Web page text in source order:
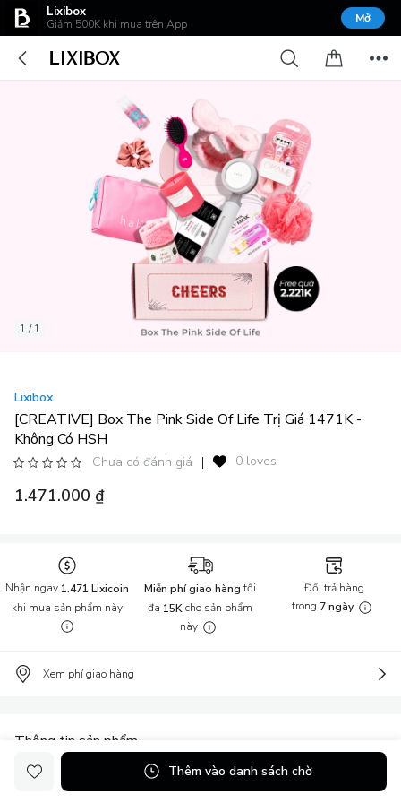
Lixibox
Giảm 500K khi mua trên App Mở
1 / 1
Lixibox
[CREATIVE] Box The Pink Side Of Life Trị Giá 1471K -
Không Có HSH
Chưa có đánh giá | 0 loves
1.471.000 ₫
Nhận ngay 1.471 Lixicoin
khi mua sản phẩm này
Miễn phí giao hàngtối
đa 15Kcho sản phẩm
này
Đổi trả hàng
trong 7 ngày
Xem phí giao hàng
Thông tin sản phẩm
[FREE GWP] Box Quà Tặng Lixibox trị giá 1471K Cho Đơn Hàng
Từ 2000K Dao cạo chuyên dụng 5 lưỡi kèm 1 đầu thay Okame
Thêm vào danh sách chờ